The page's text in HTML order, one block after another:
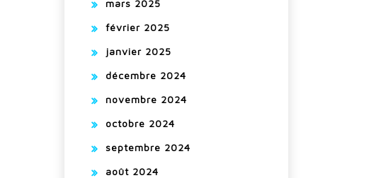
mars 2025
février 2025
janvier 2025
décembre 2024
novembre 2024
octobre 2024
septembre 2024
août 2024